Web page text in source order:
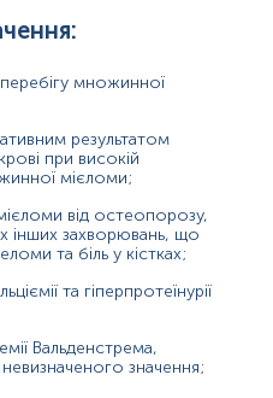
невизначеного
такі як хронічний
множинної
результатом
при високій
мієломи;
від остеопорозу,
інших захворювань, що
та біль у кістках;
та гіперпротеїнурії
Вальденстрема,
значення;